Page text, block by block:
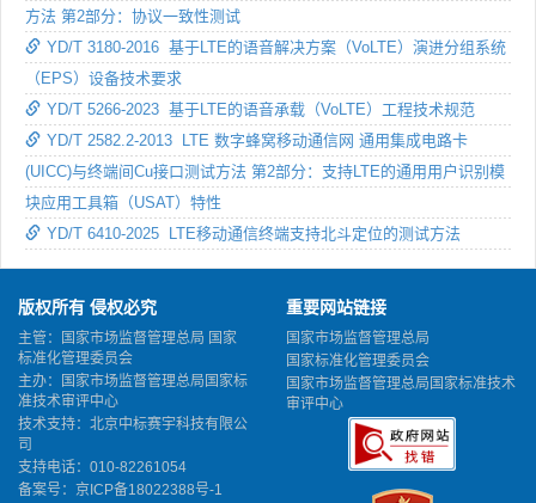
方法 第2部分：协议一致性测试
YD/T 3180-2016 基于LTE的语音解决方案（VoLTE）演进分组系统
（EPS）设备技术要求
YD/T 5266-2023 基于LTE的语音承载（VoLTE）工程技术规范
YD/T 2582.2-2013 LTE 数字蜂窝移动通信网 通用集成电路卡
(UICC)与终端间Cu接口测试方法 第2部分：支持LTE的通用用户识别模
块应用工具箱（USAT）特性
YD/T 6410-2025 LTE移动通信终端支持北斗定位的测试方法
版权所有 侵权必究
主管：国家市场监督管理总局 国家
标准化管理委员会
主办：国家市场监督管理总局国家标
准技术审评中心
技术支持：北京中标赛宇科技有限公
司
支持电话：010-82261054
备案号： 京ICP备18022388号-1
重要网站链接
国家市场监督管理总局
国家标准化管理委员会
国家市场监督管理总局国家标准技术
审评中心